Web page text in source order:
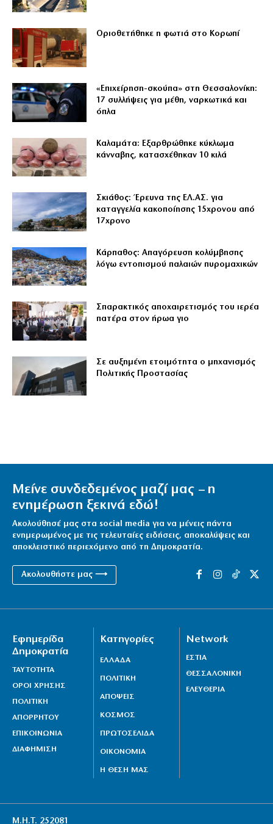
Οριοθετήθηκε η φωτιά στο Κορωπί
«Επιχείρηση-σκούπα» στη Θεσσαλονίκη:
17 συλλήψεις για μέθη, ναρκωτικά και
όπλα
Καλαμάτα: Εξαρθρώθηκε κύκλωμα
κάνναβης, κατασχέθηκαν 10 κιλά
Σκιάθος: Έρευνα της ΕΛ.ΑΣ. για
καταγγελία κακοποίησης 15χρονου από
17χρονο
Κάρπαθος: Απαγόρευση κολύμβησης
λόγω εντοπισμού παλαιών πυρομαχικών
Σπαρακτικός αποχαιρετισμός του ιερέα
πατέρα στον ήρωα γιο
Σε αυξημένη ετοιμότητα ο μηχανισμός
Πολιτικής Προστασίας
Μείνε συνδεδεμένος μαζί μας – η
ενημέρωση ξεκινά εδώ!
Ακολούθησέ μας στα social media για να μένεις πάντα
ενημερωμένος με τις τελευταίες ειδήσεις, αποκαλύψεις και
αποκλειστικό περιεχόμενο από τη Δημοκρατία.
Ακολουθήστε μας ⟶
Εφημερίδα
Δημοκρατία
ΤΑΥΤΟΤΗΤΑ
ΟΡΟΙ ΧΡΗΣΗΣ
ΠΟΛΙΤΙΚΗ
ΑΠΟΡΡΗΤΟΥ
ΕΠΙΚΟΙΝΩΝΙΑ
ΔΙΑΦΗΜΙΣΗ
Κατηγορίες
ΕΛΛΑΔΑ
ΠΟΛΙΤΙΚΗ
ΑΠΟΨΕΙΣ
ΚΟΣΜΟΣ
ΠΡΩΤΟΣΕΛΙΔΑ
ΟΙΚΟΝΟΜΙΑ
Η ΘΕΣΗ ΜΑΣ
Network
ΕΣΤΙΑ
ΘΕΣΣΑΛΟΝΙΚΗ
ΕΛΕΥΘΕΡΙΑ
Μ.Η.Τ. 252081